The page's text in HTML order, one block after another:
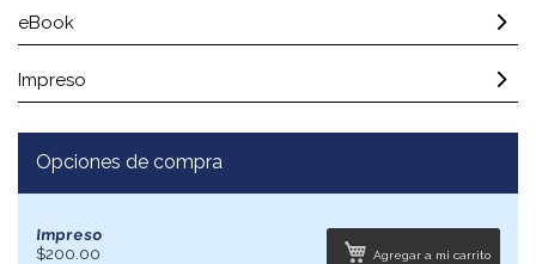
eBook
Impreso
Opciones de compra
Impreso
$200.00
Agregar a mi carrito